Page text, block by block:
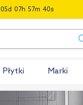
05 07 57 39
Płytki Marki